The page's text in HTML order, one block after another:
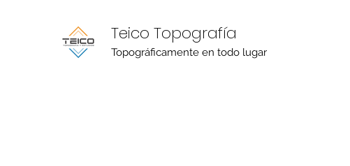
Teico Topografía
Topográficamente en todo lugar